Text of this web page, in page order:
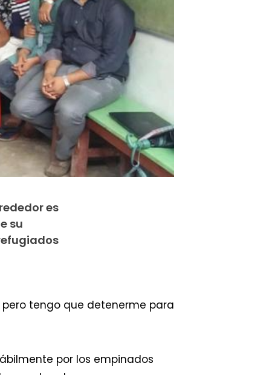
es
su
pero tengo que detenerme para
por los empinados